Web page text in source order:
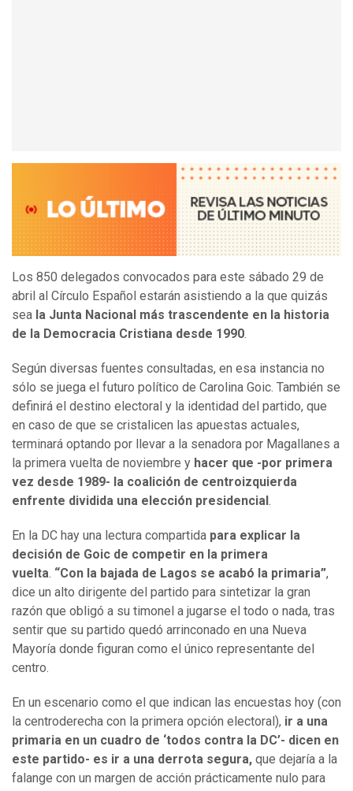
Los 850 delegados convocados para este sábado 29 de
abril al Círculo Español estarán asistiendo a la que quizás
sea la Junta Nacional más trascendente en la historia
de la Democracia Cristiana desde 1990.
Según diversas fuentes consultadas, en esa instancia no
sólo se juega el futuro político de Carolina Goic. También se
definirá el destino electoral y la identidad del partido, que
en caso de que se cristalicen las apuestas actuales,
terminará optando por llevar a la senadora por Magallanes a
la primera vuelta de noviembre y hacer que -por primera
vez desde 1989- la coalición de centroizquierda
enfrente dividida una elección presidencial .
En la DC hay una lectura compartida para explicar la
decisión de Goic de competir en la primera
vuelta. “Con la bajada de Lagos se acabó la primaria”,
dice un alto dirigente del partido para sintetizar la gran
razón que obligó a su timonel a jugarse el todo o nada, tras
sentir que su partido quedó arrinconado en una Nueva
Mayoría donde figuran como el único representante del
centro.
En un escenario como el que indican las encuestas hoy (con
la centroderecha con la primera opción electoral), ir a una
primaria en un cuadro de ‘todos contra la DC’- dicen en
este partido- es ir a una derrota segura, que dejaría a la
falange con un margen de acción prácticamente nulo para